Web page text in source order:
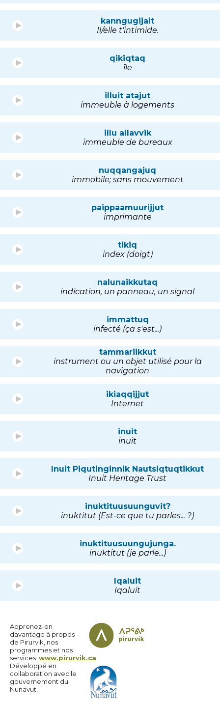
kanngugijait
Il/elle t'intimide.
qikiqtaq
île
illuit atajut
immeuble à logements
illu allavvik
immeuble de bureaux
nuqqangajuq
immobile; sans mouvement
paippaamuurijjut
imprimante
tikiq
index (doigt)
nalunaikkutaq
indication, un panneau, un signal
immattuq
infecté (ça s'est...)
tammariikkut
instrument ou un objet utilisé pour la
navigation
ikiaqqijjut
Internet
inuit
inuit
Inuit Piqutinginnik Nautsiqtuqtikkut
Inuit Heritage Trust
inuktituusuunguvit?
inuktitut (Est-ce que tu parles... ?)
inuktituusuungujunga.
inuktitut (je parle...)
Iqaluit
Iqaluit
Apprenez-en
davantage à propos
de Pirurvik, nos
programmes et nos
services: www.pirurvik.ca
Développé en
collaboration avec le
gouvernement du
Nunavut.